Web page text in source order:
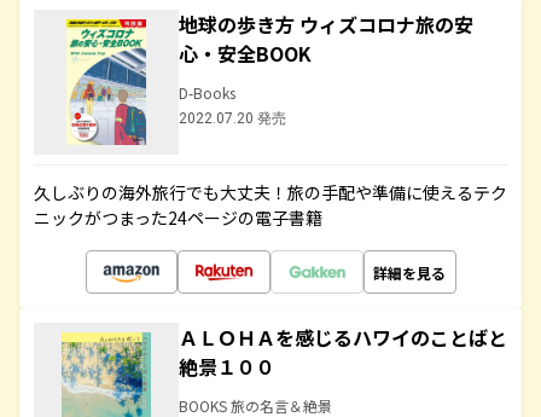
地球の歩き方 ウィズコロナ旅の安
心・安全BOOK
D-Books
2022.07.20 発売
久しぶりの海外旅行でも大丈夫！旅の手配や準備に使えるテク
ニックがつまった24ページの電子書籍
詳細を見る
ＡＬＯＨＡを感じるハワイのことばと
絶景１００
BOOKS 旅の名言＆絶景